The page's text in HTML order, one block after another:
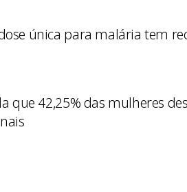
única para malária tem
que 42,25% das mulheres